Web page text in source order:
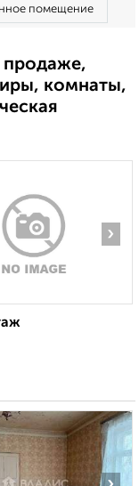
помещение
продаже,
комнаты,
›